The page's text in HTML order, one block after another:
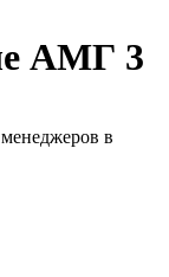
АМГ 3
в